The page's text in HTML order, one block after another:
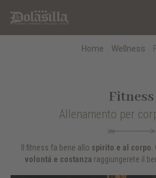
Home Wellness
Fitness
Allenamento per
Il fitness fa bene allo spirito e al corpo.
volontá e costanza raggiungerete il